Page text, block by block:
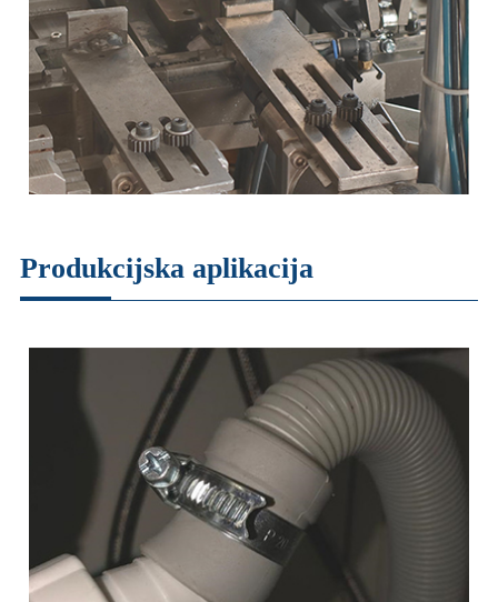
Produkcijska aplikacija